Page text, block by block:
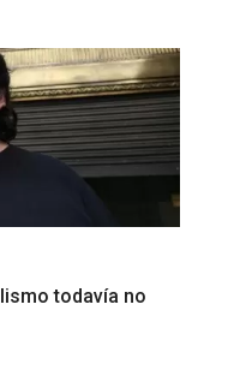
todavía no